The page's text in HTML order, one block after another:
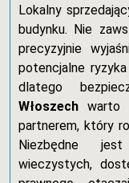
Lokalny
budynku. Nie
precyzyjnie
potencjalne ryzyka
dlatego
Włoszech warto
partnerem, który
Niezbędne
wieczystych,